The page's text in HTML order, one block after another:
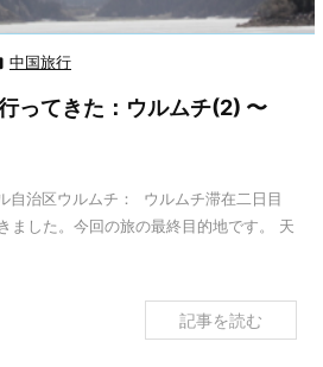
中国旅行
ってきた：ウルムチ(2) 〜
自治区ウルムチ： ウルムチ滞在二日目
ました。今回の旅の最終目的地です。 天
記事を読む